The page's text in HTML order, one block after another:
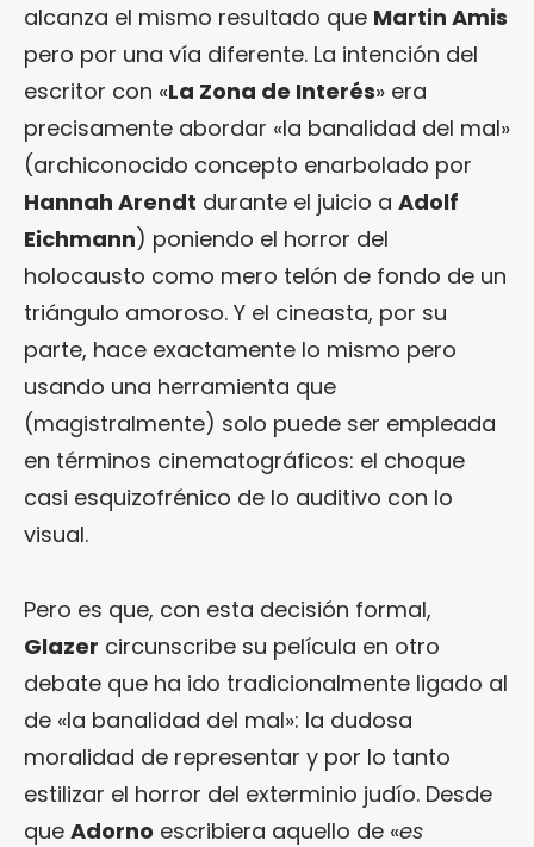
alcanza el mismo resultado que Martin Amis
pero por una vía diferente. La intención del
escritor con «La Zona de Interés» era
precisamente abordar «la banalidad del mal»
(archiconocido concepto enarbolado por
Hannah Arendt durante el juicio a Adolf
Eichmann) poniendo el horror del
holocausto como mero telón de fondo de un
triángulo amoroso. Y el cineasta, por su
parte, hace exactamente lo mismo pero
usando una herramienta que
(magistralmente) solo puede ser empleada
en términos cinematográficos: el choque
casi esquizofrénico de lo auditivo con lo
visual.
Pero es que, con esta decisión formal,
Glazer circunscribe su película en otro
debate que ha ido tradicionalmente ligado al
de «la banalidad del mal»: la dudosa
moralidad de representar y por lo tanto
estilizar el horror del exterminio judío. Desde
que Adorno escribiera aquello de «es